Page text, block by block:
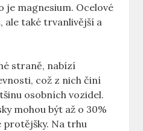
je magnesium. Ocelové‌
‍ale také‍ trvanlivější a
straně, nabízí
což z nich ⁢činí
osobních vozidel.
mohou‍ být​ až o ⁤30%
protějšky. Na‌ trhu